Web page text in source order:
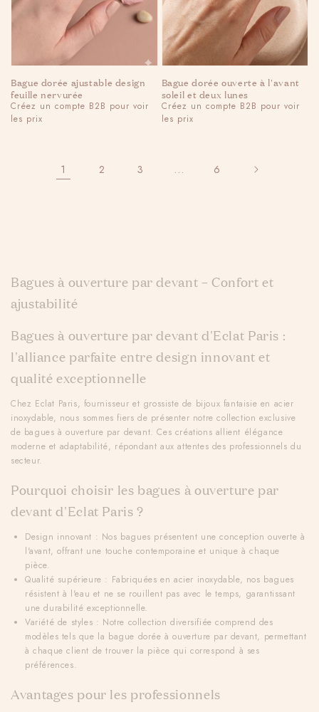
Bague dorée ajustable design
feuille nervurée
Regular
price
Créez un compte B2B pour voir
les prix
Bague dorée ouverte à l'avant
soleil et deux lunes
Regular
price
Créez un compte B2B pour voir
les prix
1 2 3 … 6
C
o
l
e
t
i
n
:
Bagues à ouverture par devant – Confort et
ajustabilité
Bagues à ouverture par devant d'Eclat Paris :
l'alliance parfaite entre design innovant et
qualité exceptionnelle
Chez Eclat Paris, fournisseur et grossiste de bijoux fantaisie en acier
inoxydable, nous sommes fiers de présenter notre collection exclusive
de bagues à ouverture par devant. Ces créations allient élégance
moderne et adaptabilité, répondant aux attentes des professionnels du
secteur.
Pourquoi choisir les bagues à ouverture par
devant d'Eclat Paris ?
Design innovant : Nos bagues présentent une conception ouverte à
l'avant, offrant une touche contemporaine et unique à chaque
pièce.
Qualité supérieure : Fabriquées en acier inoxydable, nos bagues
résistent à l'eau et ne se rouillent pas avec le temps, garantissant
une durabilité exceptionnelle.
Variété de styles : Notre collection diversifiée comprend des
modèles tels que la bague dorée à ouverture par devant, permettant
à chaque client de trouver la pièce qui correspond à ses
préférences.
Avantages pour les professionnels
Login required
wishlist and view your previously saved items.